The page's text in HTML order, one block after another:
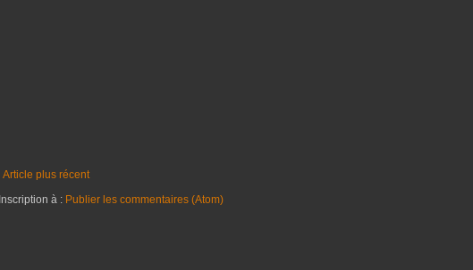
Article plus récent
Inscription à : Publier les commentaires (Atom)